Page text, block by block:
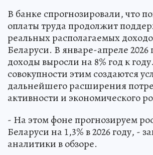
В банке спрогнозировали, что
оплаты труда продолжит
реальных располагаемых
Беларуси. В январе-апреле 2026
доходы выросли на 8% год к
совокупности этим создаются
дальнейшего расширения
активности и экономического
- На этом фоне прогнозируем
Беларуси на 1,3% в 2026 году, -
аналитики в обзоре.